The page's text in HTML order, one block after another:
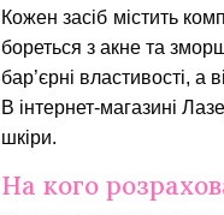
Кожен засіб містить
бореться з акне та
бар’єрні властивості, а
В інтернет-магазині
шкіри.
На кого